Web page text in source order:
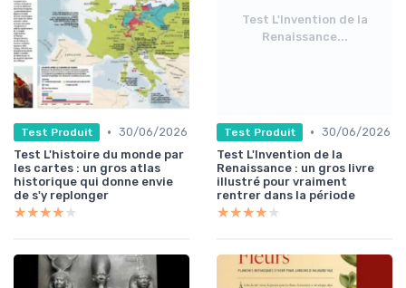
Test Produit • 30/06/2026
Test L'histoire du monde par
les cartes : un gros atlas
historique qui donne envie
de s'y replonger
★★★★★
★★★★★
Test L'Invention de la
Renaissance...
Test Produit • 30/06/2026
Test L'Invention de la
Renaissance : un gros livre
illustré pour vraiment
rentrer dans la période
★★★★★
★★★★★